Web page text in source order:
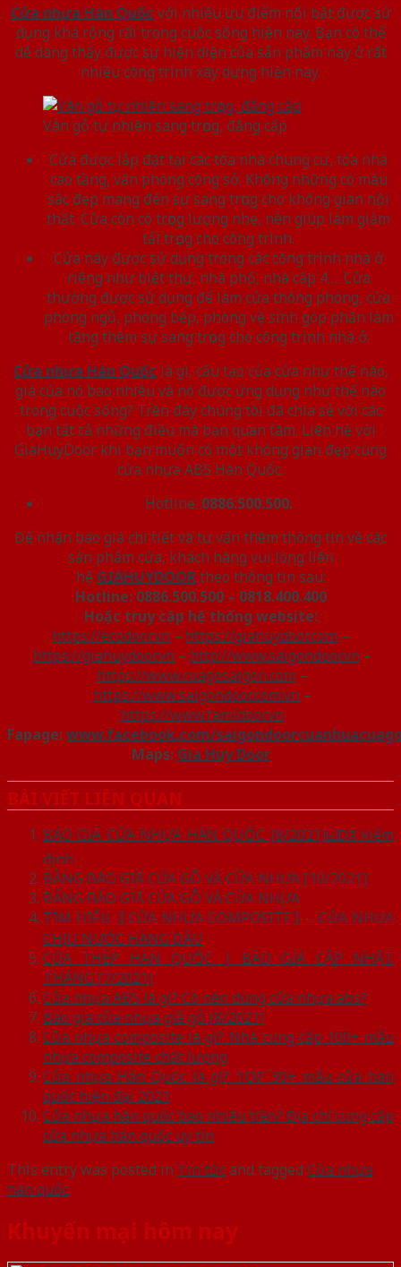
Cửa nhựa Hàn Quốc với nhiều ưu điểm nổi bật được sử
dụng khá rộng rãi trong cuộc sống hiện nay. Bạn có thể
dễ dàng thấy được sự hiện diện của sản phẩm này ở rất
nhiều công trình xây dựng hiện nay.
Vân gỗ tự nhiên sang trọng, đẳng cấp
Cửa được lắp đặt tại các tòa nhà chung cư, tòa nhà
cao tầng, văn phòng công sở. Không những có màu
sắc đẹp mang đến sự sang trọng cho không gian nội
thất. Cửa còn có trọng lượng nhẹ, nên giúp làm giảm
tải trọng cho công trình.
Cửa này được sử dụng trong các công trình nhà ở
riêng như biệt thự, nhà phố, nhà cấp 4…. Cửa
thường được sử dụng để làm cửa thông phòng, cửa
phòng ngủ, phòng bếp, phòng vệ sinh góp phần làm
tăng thêm sự sang trọng cho công trình nhà ở.
Cửa nhựa Hàn Quốc là gì, cấu tạo của cửa như thế nào,
giá của nó bao nhiêu và nó được ứng dụng như thế nào
trong cuộc sống? Trên đây chúng tôi đã chia sẻ với các
bạn tất cả những điều mà bạn quan tâm. Liên hệ với
GiaHuyDoor khi bạn muốn có một không gian đẹp cùng
cửa nhựa ABS Hàn Quốc.
Hotline: 0886.500.500.
Để nhận báo giá chi tiết và tư vấn thêm thông tin về các
sản phẩm cửa, khách hàng vui lòng liên
hệ GIAHUYDOORtheo thông tin sau:
Hotline: 0886.500.500 – 0818.400.400
Hoặc truy cập hệ thống website:
https://ecodoor.vn – https://giahuydoor.com –
https://giahuydoor.vn – http://www.saigondoor.vn –
https://www.cuagosaigon.com –
https://www.saigondoor.com.vn –
https://www.famidoor.vn
Fapage:www.facebook.com/
Maps: Gia Huy Door
BÀI VIẾT LIÊN QUAN
BÁO GIÁ CỬA NHỰA HÀN QUỐC [8/2021]☑️Đã kiểm
định
BẢNG BÁO GIÁ CỬA GỖ VÀ CỬA NHỰA [10/2021]
BẢNG BÁO GIÁ CỬA GỖ VÀ CỬA NHỰA
TÌM HIỂU【CỬA NHỰA COMPOSITE】- CỬA NHỰA
CHỊU NƯỚC HÀNG ĐẦU
CỬA THÉP HÀN QUỐC | BÁO GIÁ CẬP NHẬT
THÁNG [7/2021]
Cửa nhựa ABS là gì? Có nên dùng cửa nhựa abs?
Báo giá cửa nhựa giả gỗ [8/2021]
Cửa nhựa composite là gì? Nhà cung cấp 100+ mẫu
nhựa composite chất lượng
Cửa nhựa Hàn Quốc là gì? TOP 30+ mẫu cửa hàn
quốc hiện đại 2021
Cửa nhựa hàn quốc bao nhiêu tiền? Địa chỉ cung cấp
cửa nhựa hàn quốc uy tín
This entry was posted in Tin tứcand tagged Cửa nhựa
hàn quốc.
Khuyến mại hôm nay